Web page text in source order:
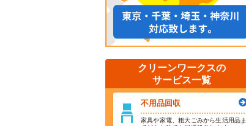
クリーンワークスの
サービス一覧
不用品回収
家具や家電、粗大ごみから生活用品ま